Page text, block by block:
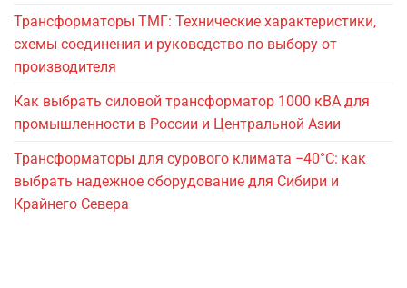
Трансформаторы ТМГ: Технические характеристики,
схемы соединения и руководство по выбору от
производителя
Как выбрать силовой трансформатор 1000 кВА для
промышленности в России и Центральной Азии
Трансформаторы для сурового климата −40°C: как
выбрать надежное оборудование для Сибири и
Крайнего Севера